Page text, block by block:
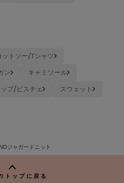
ットソー/Tシャツ
ン
キャミソール
プ/ビスチェ
スウェット
ジャガードニット
トップに戻る